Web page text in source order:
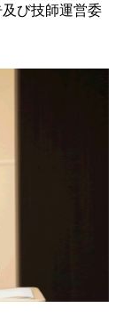
び技師運営委